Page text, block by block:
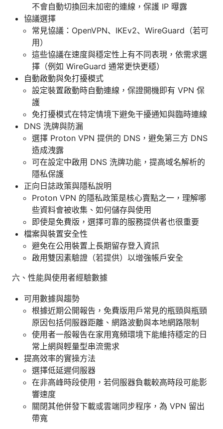
不會自動切換回未加密的連線，保護 IP 曝露
協議選擇
常見協議：OpenVPN、IKEv2、WireGuard（若可
用）
這些協議在速度與穩定性上有不同表現，依需求選
擇（例如 WireGuard 通常更快更穩）
自動啟動與免打擾模式
設定裝置啟動時自動連線，保證開機即有 VPN 保
護
免打擾模式在特定情境下避免干擾通知與臨時連線
DNS 洗牌與防漏
選擇 Proton VPN 提供的 DNS，避免第三方 DNS
造成洩露
可在設定中啟用 DNS 洗牌功能，提高域名解析的
隱私保護
正向日誌政策與隱私說明
Proton VPN 的隱私政策是核心賣點之一，理解哪
些資料會被收集、如何儲存與使用
即使是免費版，選擇可靠的服務提供者也很重要
檔案與裝置安全性
避免在公用裝置上長期留存登入資訊
啟用雙因素驗證（若提供）以增強帳戶安全
六、性能與使用者經驗數據
可用數據與趨勢
根據近期公開報告，免費版用戶常見的瓶頸與瓶頸
原因包括伺服器距離、網路波動與本地網路限制
使用者一般報告在家用寬頻環境下能維持穩定的日
常上網與輕量型串流需求
提高效率的實操方法
選擇低延遲伺服器
在非高峰時段使用，若伺服器負載較高時段可能影
響速度
關閉其他併發下載或雲端同步程序，為 VPN 留出
帶寬